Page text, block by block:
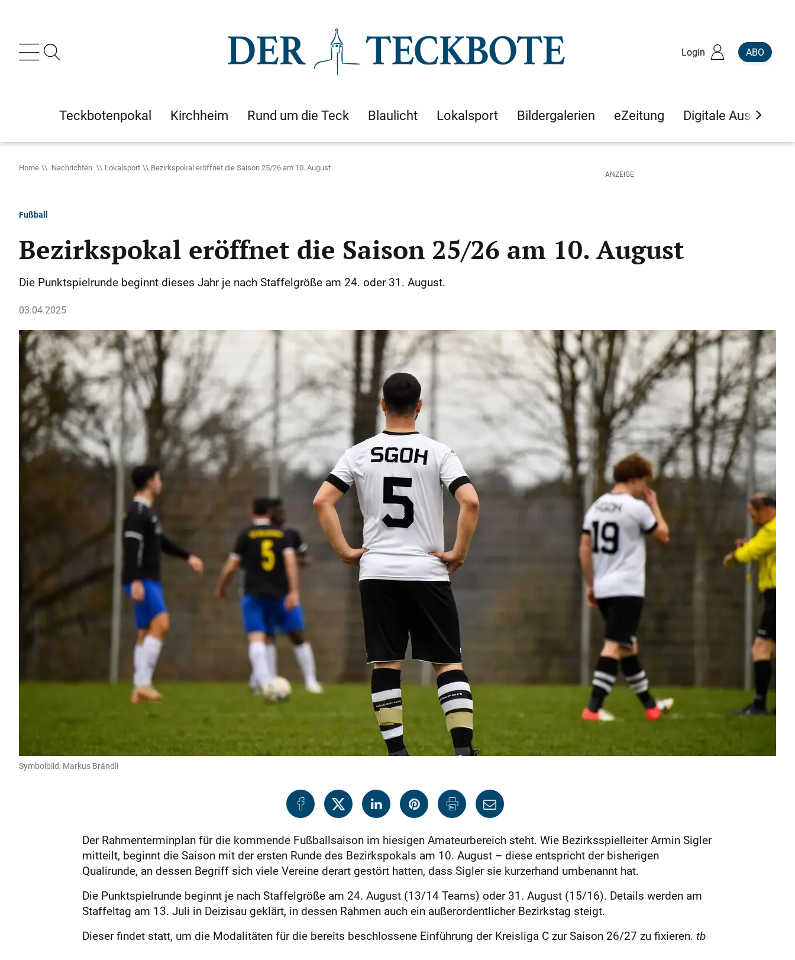
Login ABO
Teckbotenpokal Kirchheim Rund um die Teck Blaulicht Lokalsport Bildergalerien eZeitung Digitale Ausgaben
Home Nachrichten Lokalsport Bezirkspokal eröffnet die Saison 25/26 am 10. August
Fußball
Bezirkspokal eröffnet die Saison 25/26 am 10. August
Die Punktspielrunde beginnt dieses Jahr je nach Staffelgröße am 24. oder 31. August.
03.04.2025
Symbolbild: Markus Brändli
Der Rahmenterminplan für die kommende Fußballsaison im hiesigen Amateurbereich steht. Wie Bezirksspielleiter Armin Sigler
mitteilt, beginnt die Saison mit der ersten Runde des Bezirkspokals am 10. August – diese entspricht der bisherigen
Qualirunde, an dessen Begriff sich viele Vereine derart gestört hatten, dass Sigler sie kurzerhand umbenannt hat.
Die Punktspielrunde beginnt je nach Staffelgröße am 24. August (13/14 Teams) oder 31. August (15/16). Details werden am
Staffeltag am 13. Juli in Deizisau geklärt, in dessen Rahmen auch ein außerordentlicher Bezirkstag steigt.
Dieser findet statt, um die Modalitäten für die bereits beschlossene Einführung der Kreisliga C zur Saison 26/27 zu fixieren. tb